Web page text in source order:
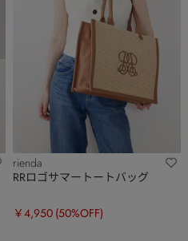
rienda
RRロゴサマートートバッグ
￥4,950 (50%OFF)